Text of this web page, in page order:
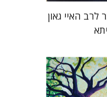
האיי גאון